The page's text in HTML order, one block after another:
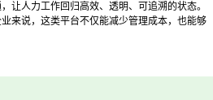
让人力工作回归高效、透明、可追溯的状态。
来说，这类平台不仅能减少管理成本，也能够